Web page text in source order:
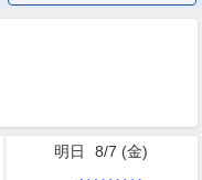
明日 8/7 (金)